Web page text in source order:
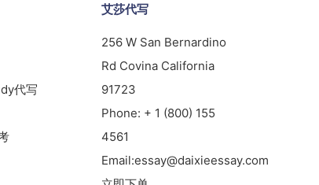
代写
艾莎代写
256 W San Bernardino
Rd Covina California
91723
Phone: + 1 (800) 155
4561
Email:essay@daixieessay.com